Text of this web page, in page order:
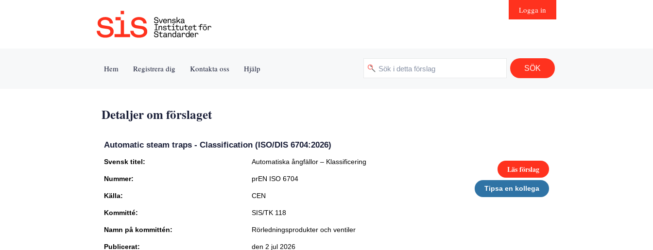
Hem Registrera dig Kontakta oss Hjälp
Logga in
Detaljer om förslaget
Automatic steam traps - Classification (ISO/DIS 6704:2026)
Svensk titel: Automatiska ångfällor – Klassificering
Nummer: prEN ISO 6704
Källa: CEN
Kommitté: SIS/TK 118
Namn på kommittén: Rörledningsprodukter och ventiler
Publicerat: den 2 jul 2026
Läs förslag
Tipsa en kollega